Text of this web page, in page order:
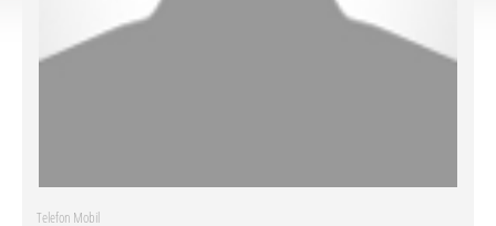
Telefon Mobil